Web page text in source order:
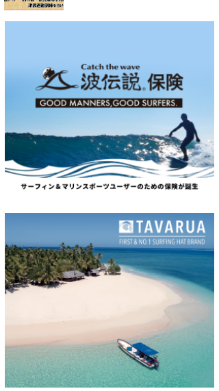
VAGY
YUKI☆
たっちー
まっきー
三輪予報士
上條将美
唐澤予報士
SancheZ
ゴン
米山予報士